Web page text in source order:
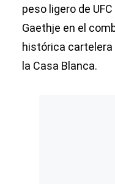
peso ligero de
Gaethje en el
histórica cartelera
la Casa Blanca.